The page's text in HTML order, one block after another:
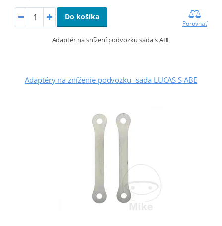
Do košíka
Porovnať
Adaptér na snížení podvozku sada s ABE
Adaptéry na zníženie podvozku -sada LUCAS S ABE